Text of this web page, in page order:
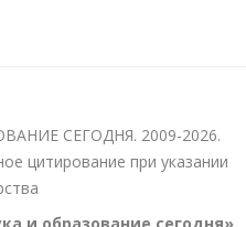
СЕГОДНЯ. 2009-2026.
цитирование при указании